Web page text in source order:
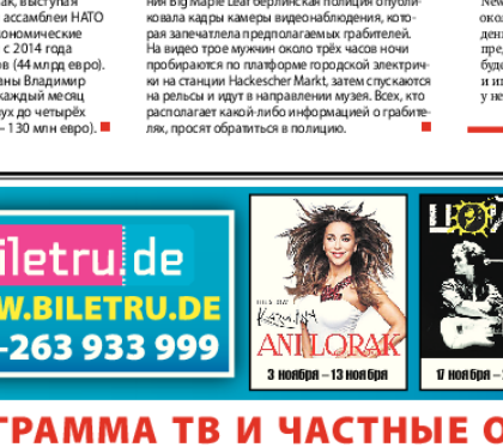
М-City Маяк Португалии
Наша Газета
Италия
Наша Газета
Ирландия
Новая Wолна Норд